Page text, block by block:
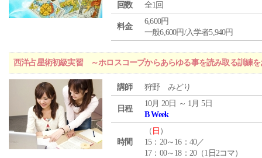
回数
全1回
料金
6,600円
一般6,600円/入学者5,940円
西洋占星術初級実習 ～ホロスコープからあらゆる事を読み取る訓練を
講師 狩野 みどり
日程
10月 20日 ～ 1月 5日
B Week
時間
（ 日 ）
15：20～16：40／
17：00～18：20（1日2コマ）